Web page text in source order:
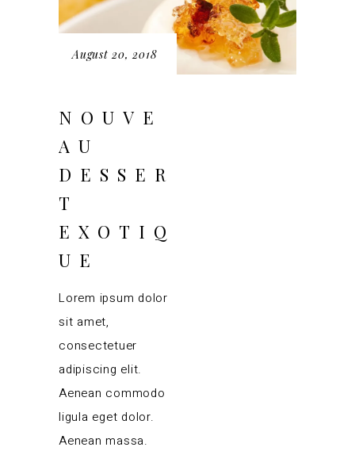
August 20, 2018
NOUVE
AU
DESSER
T
EXOTIQ
UE
Lorem ipsum dolor
sit amet,
consectetuer
adipiscing elit.
Aenean commodo
ligula eget dolor.
Aenean massa.